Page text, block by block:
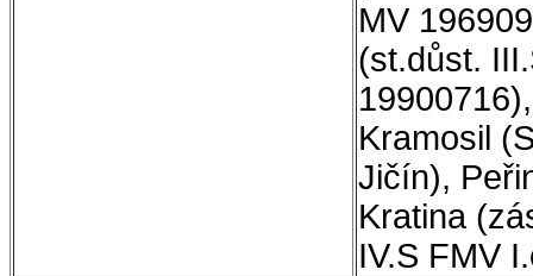
MV
(st.důst.
Kramosil
Jičín),
Kratina
IV.S FMV